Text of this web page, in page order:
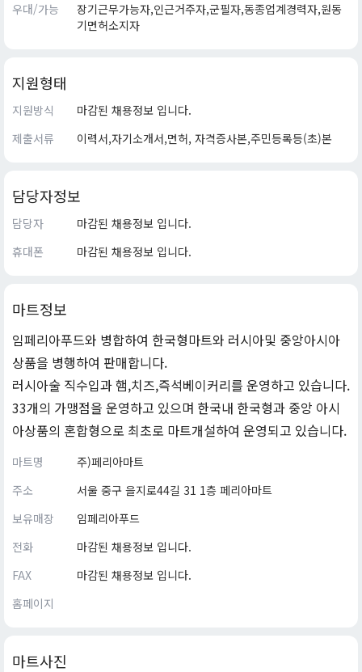
우대/가능
장기근무가능자,인근거주자,군필자,동종업계경력자,원동
기면허소지자
지원형태
지원방식
마감된 채용정보 입니다.
제출서류
이력서,자기소개서,면허, 자격증사본,주민등록등(초)본
담당자정보
담당자
마감된 채용정보 입니다.
휴대폰
마감된 채용정보 입니다.
마트정보
임페리아푸드와 병합하여 한국형마트와 러시아및 중앙아시아
상품을 병행하여 판매합니다.
러시아술 직수입과 햄,치즈,즉석베이커리를 운영하고 있습니다.
33개의 가맹점을 운영하고 있으며 한국내 한국형과 중앙 아시
아상품의 혼합형으로 최초로 마트개설하여 운영되고 있습니다.
마트명
주)페리아마트
주소
서울 중구 을지로44길 31 1층 페리아마트
보유매장
임페리아푸드
전화
마감된 채용정보 입니다.
FAX
마감된 채용정보 입니다.
홈페이지
마트사진